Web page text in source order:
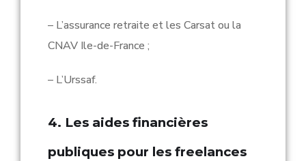
– L’assurance retraite et les Carsat ou la
CNAV Ile-de-France ;
– L’Urssaf.
4. Les aides financières
publiques pour les freelances